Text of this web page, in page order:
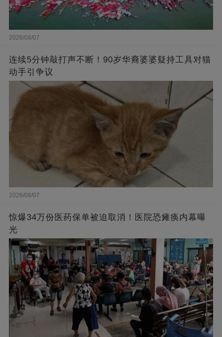
2026/08/07
连续5分钟敲打声不断！90岁华裔婆婆疑持工具对猫
动手引争议
2026/08/07
惊爆34万份医药保单被迫取消！医院恐瘫痪内幕曝
光